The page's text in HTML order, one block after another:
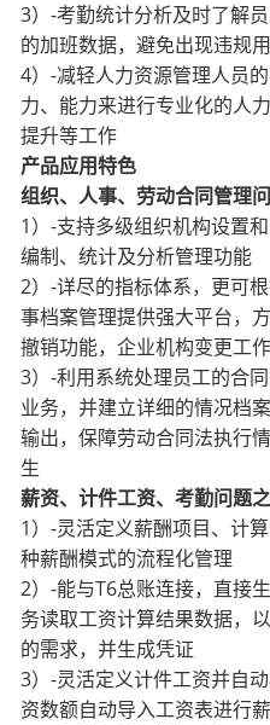
3）-考勤统计分析及时了解
的加班数据，避免出现违规
4）-减轻人力资源管理人员
力、能力来进行专业化的人
提升等工作
产品应用特色
组织、人事、劳动合同管理
1）-支持多级组织机构设置
编制、统计及分析管理功能
2）-详尽的指标体系，更可
事档案管理提供强大平台，
撤销功能，企业机构变更工
3）-利用系统处理员工的合
业务，并建立详细的情况档
输出，保障劳动合同法执行
生
薪资、计件工资、考勤问题之
1）-灵活定义薪酬项目、计
种薪酬模式的流程化管理
2）-能与T6总账连接，直接
务读取工资计算结果数据，
的需求，并生成凭证
3）-灵活定义计件工资并自
资数额自动导入工资表进行